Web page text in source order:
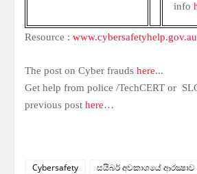
info
Resource : www.cybersafetyhelp.gov.au
The post on Cyber frauds here...
Get help from police /TechCERT or
previous post here…
Cybersafety සයිබර් අවකාශයේ ආරක්‍ෂාව